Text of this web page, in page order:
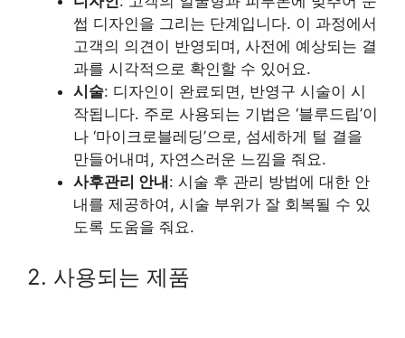
썹 디자인을 그리는 단계입니다. 이 과정에서
고객의 의견이 반영되며, 사전에 예상되는 결
과를 시각적으로 확인할 수 있어요.
시술: 디자인이 완료되면, 반영구 시술이 시
작됩니다. 주로 사용되는 기법은 ‘블루드립’이
나 ‘마이크로블레딩’으로, 섬세하게 털 결을
만들어내며, 자연스러운 느낌을 줘요.
사후관리 안내: 시술 후 관리 방법에 대한 안
내를 제공하여, 시술 부위가 잘 회복될 수 있
도록 도움을 줘요.
2. 사용되는 제품